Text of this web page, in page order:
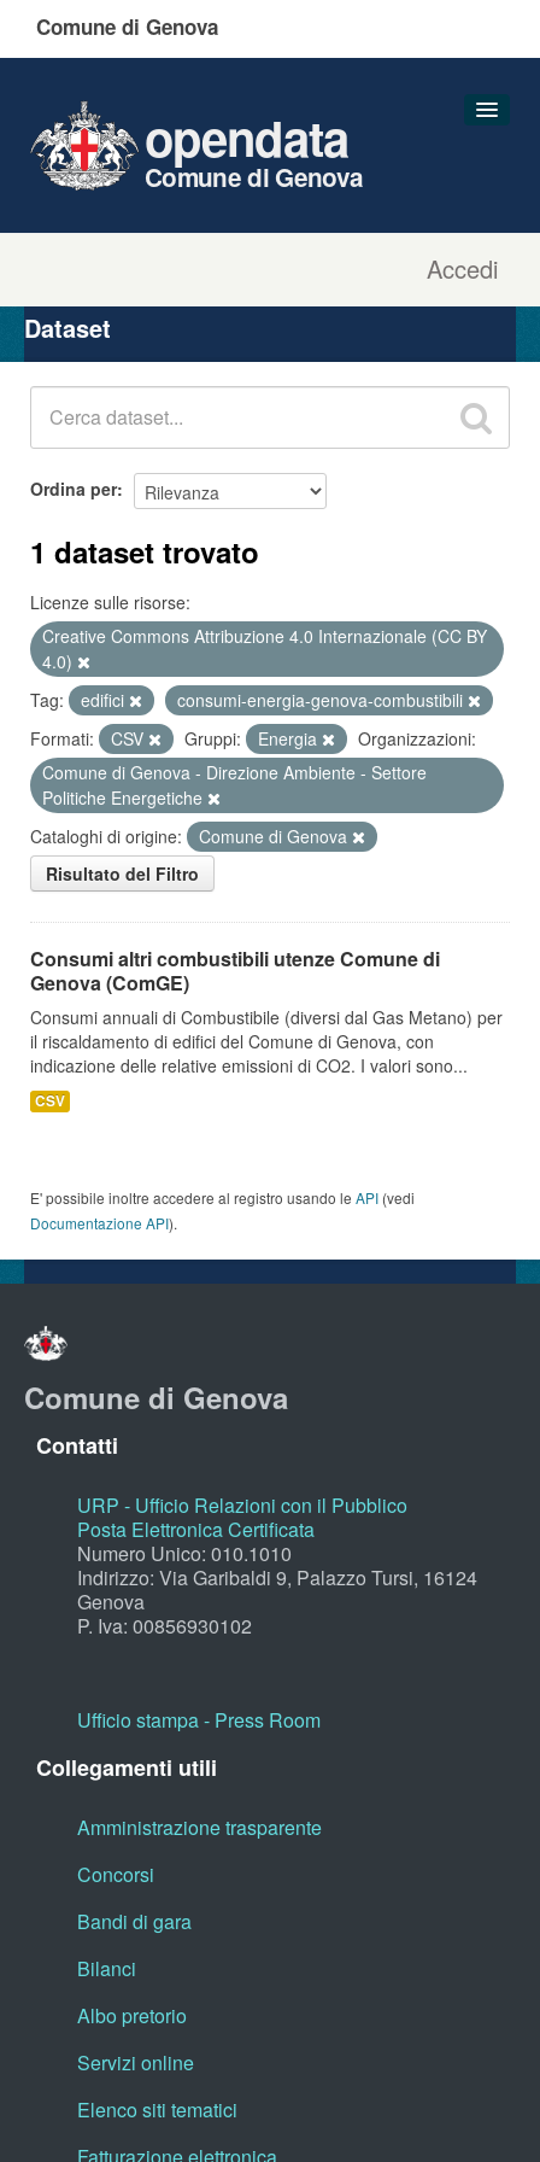
Comune di Genova
Accedi
opendata
Comune di Genova
Organizzazioni
Gruppi
Dataset
Ordina per
1 dataset trovato
Licenze sulle risorse:
Creative Commons Attribuzione 4.0 Internazionale (CC BY
4.0)
Tag:
edifici
consumi-energia-genova-combustibili
Formati:
CSV Gruppi: Energia
Organizzazioni:
Comune di Genova - Direzione Ambiente - Settore
Politiche Energetiche
Cataloghi di origine:
Comune di Genova
Risultato del Filtro
Consumi altri combustibili utenze Comune di
Genova (ComGE)
Consumi annuali di Combustibile (diversi dal Gas Metano) per
il riscaldamento di edifici del Comune di Genova, con
indicazione delle relative emissioni di CO2. I valori sono...
CSV
E' possibile inoltre accedere al registro usando le API (vedi
Documentazione API).
Comune di Genova
Contatti
URP - Ufficio Relazioni con il Pubblico
Posta Elettronica Certificata
Numero Unico: 010.1010
Indirizzo: Via Garibaldi 9, Palazzo Tursi, 16124
Genova
P. Iva: 00856930102
Ufficio stampa - Press Room
Collegamenti utili
Amministrazione trasparente
Concorsi
Bandi di gara
Bilanci
Albo pretorio
Servizi online
Elenco siti tematici